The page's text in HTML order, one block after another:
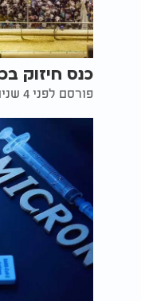
כנס חיזוק
פורסם לפני 4 שנים